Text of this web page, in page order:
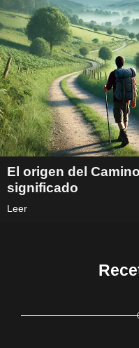
El origen del
significado
Leer